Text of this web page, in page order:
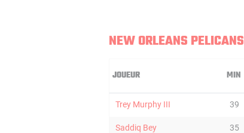
NEW ORLEANS PELICANS
JOUEUR MIN
Trey Murphy III 39
Saddiq Bey 35